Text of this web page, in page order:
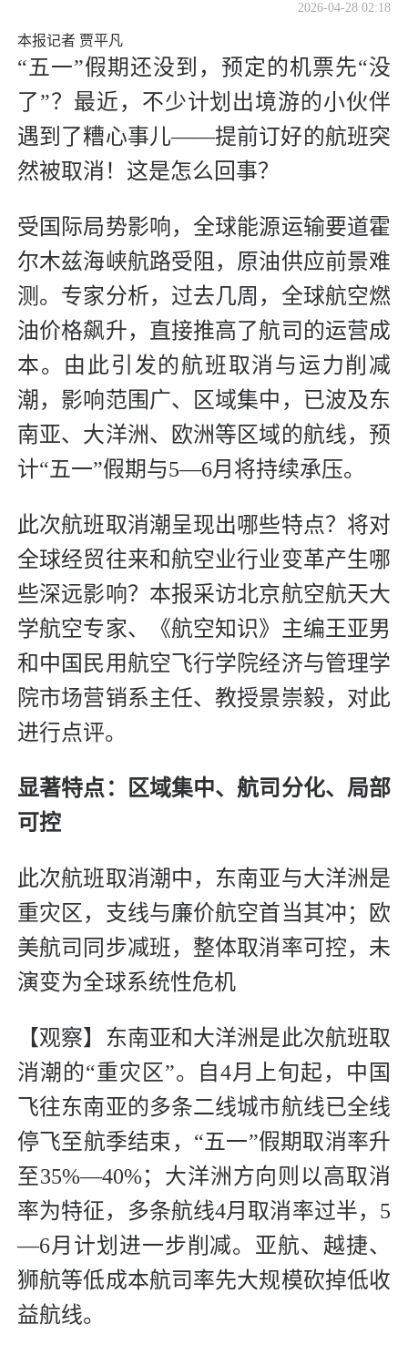
2026-04-28 02:18
本报记者 贾平凡
“五一”假期还没到，预定的机票先“没
了”？最近，不少计划出境游的小伙伴
遇到了糟心事儿——提前订好的航班突
然被取消！这是怎么回事？
受国际局势影响，全球能源运输要道霍
尔木兹海峡航路受阻，原油供应前景难
测。专家分析，过去几周，全球航空燃
油价格飙升，直接推高了航司的运营成
本。由此引发的航班取消与运力削减
潮，影响范围广、区域集中，已波及东
南亚、大洋洲、欧洲等区域的航线，预
计“五一”假期与5—6月将持续承压。
此次航班取消潮呈现出哪些特点？将对
全球经贸往来和航空业行业变革产生哪
些深远影响？本报采访北京航空航天大
学航空专家、《航空知识》主编王亚男
和中国民用航空飞行学院经济与管理学
院市场营销系主任、教授景崇毅，对此
进行点评。
显著特点：区域集中、航司分化、局部
可控
此次航班取消潮中，东南亚与大洋洲是
重灾区，支线与廉价航空首当其冲；欧
美航司同步减班，整体取消率可控，未
演变为全球系统性危机
【观察】东南亚和大洋洲是此次航班取
消潮的“重灾区”。自4月上旬起，中国
飞往东南亚的多条二线城市航线已全线
停飞至航季结束，“五一”假期取消率升
至35%—40%；大洋洲方向则以高取消
率为特征，多条航线4月取消率过半，5
—6月计划进一步削减。亚航、越捷、
狮航等低成本航司率先大规模砍掉低收
益航线。